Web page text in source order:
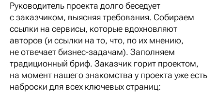
Руководитель проекта долго беседует
с заказчиком, выясняя требования. Собираем
ссылки на сервисы, которые вдохновляют
авторов (и ссылки на то, что, по их мнению,
не отвечает бизнес-задачам). Заполняем
традиционный бриф. Заказчик горит проектом,
на момент нашего знакомства у проекта уже есть
наброски для всех ключевых страниц: